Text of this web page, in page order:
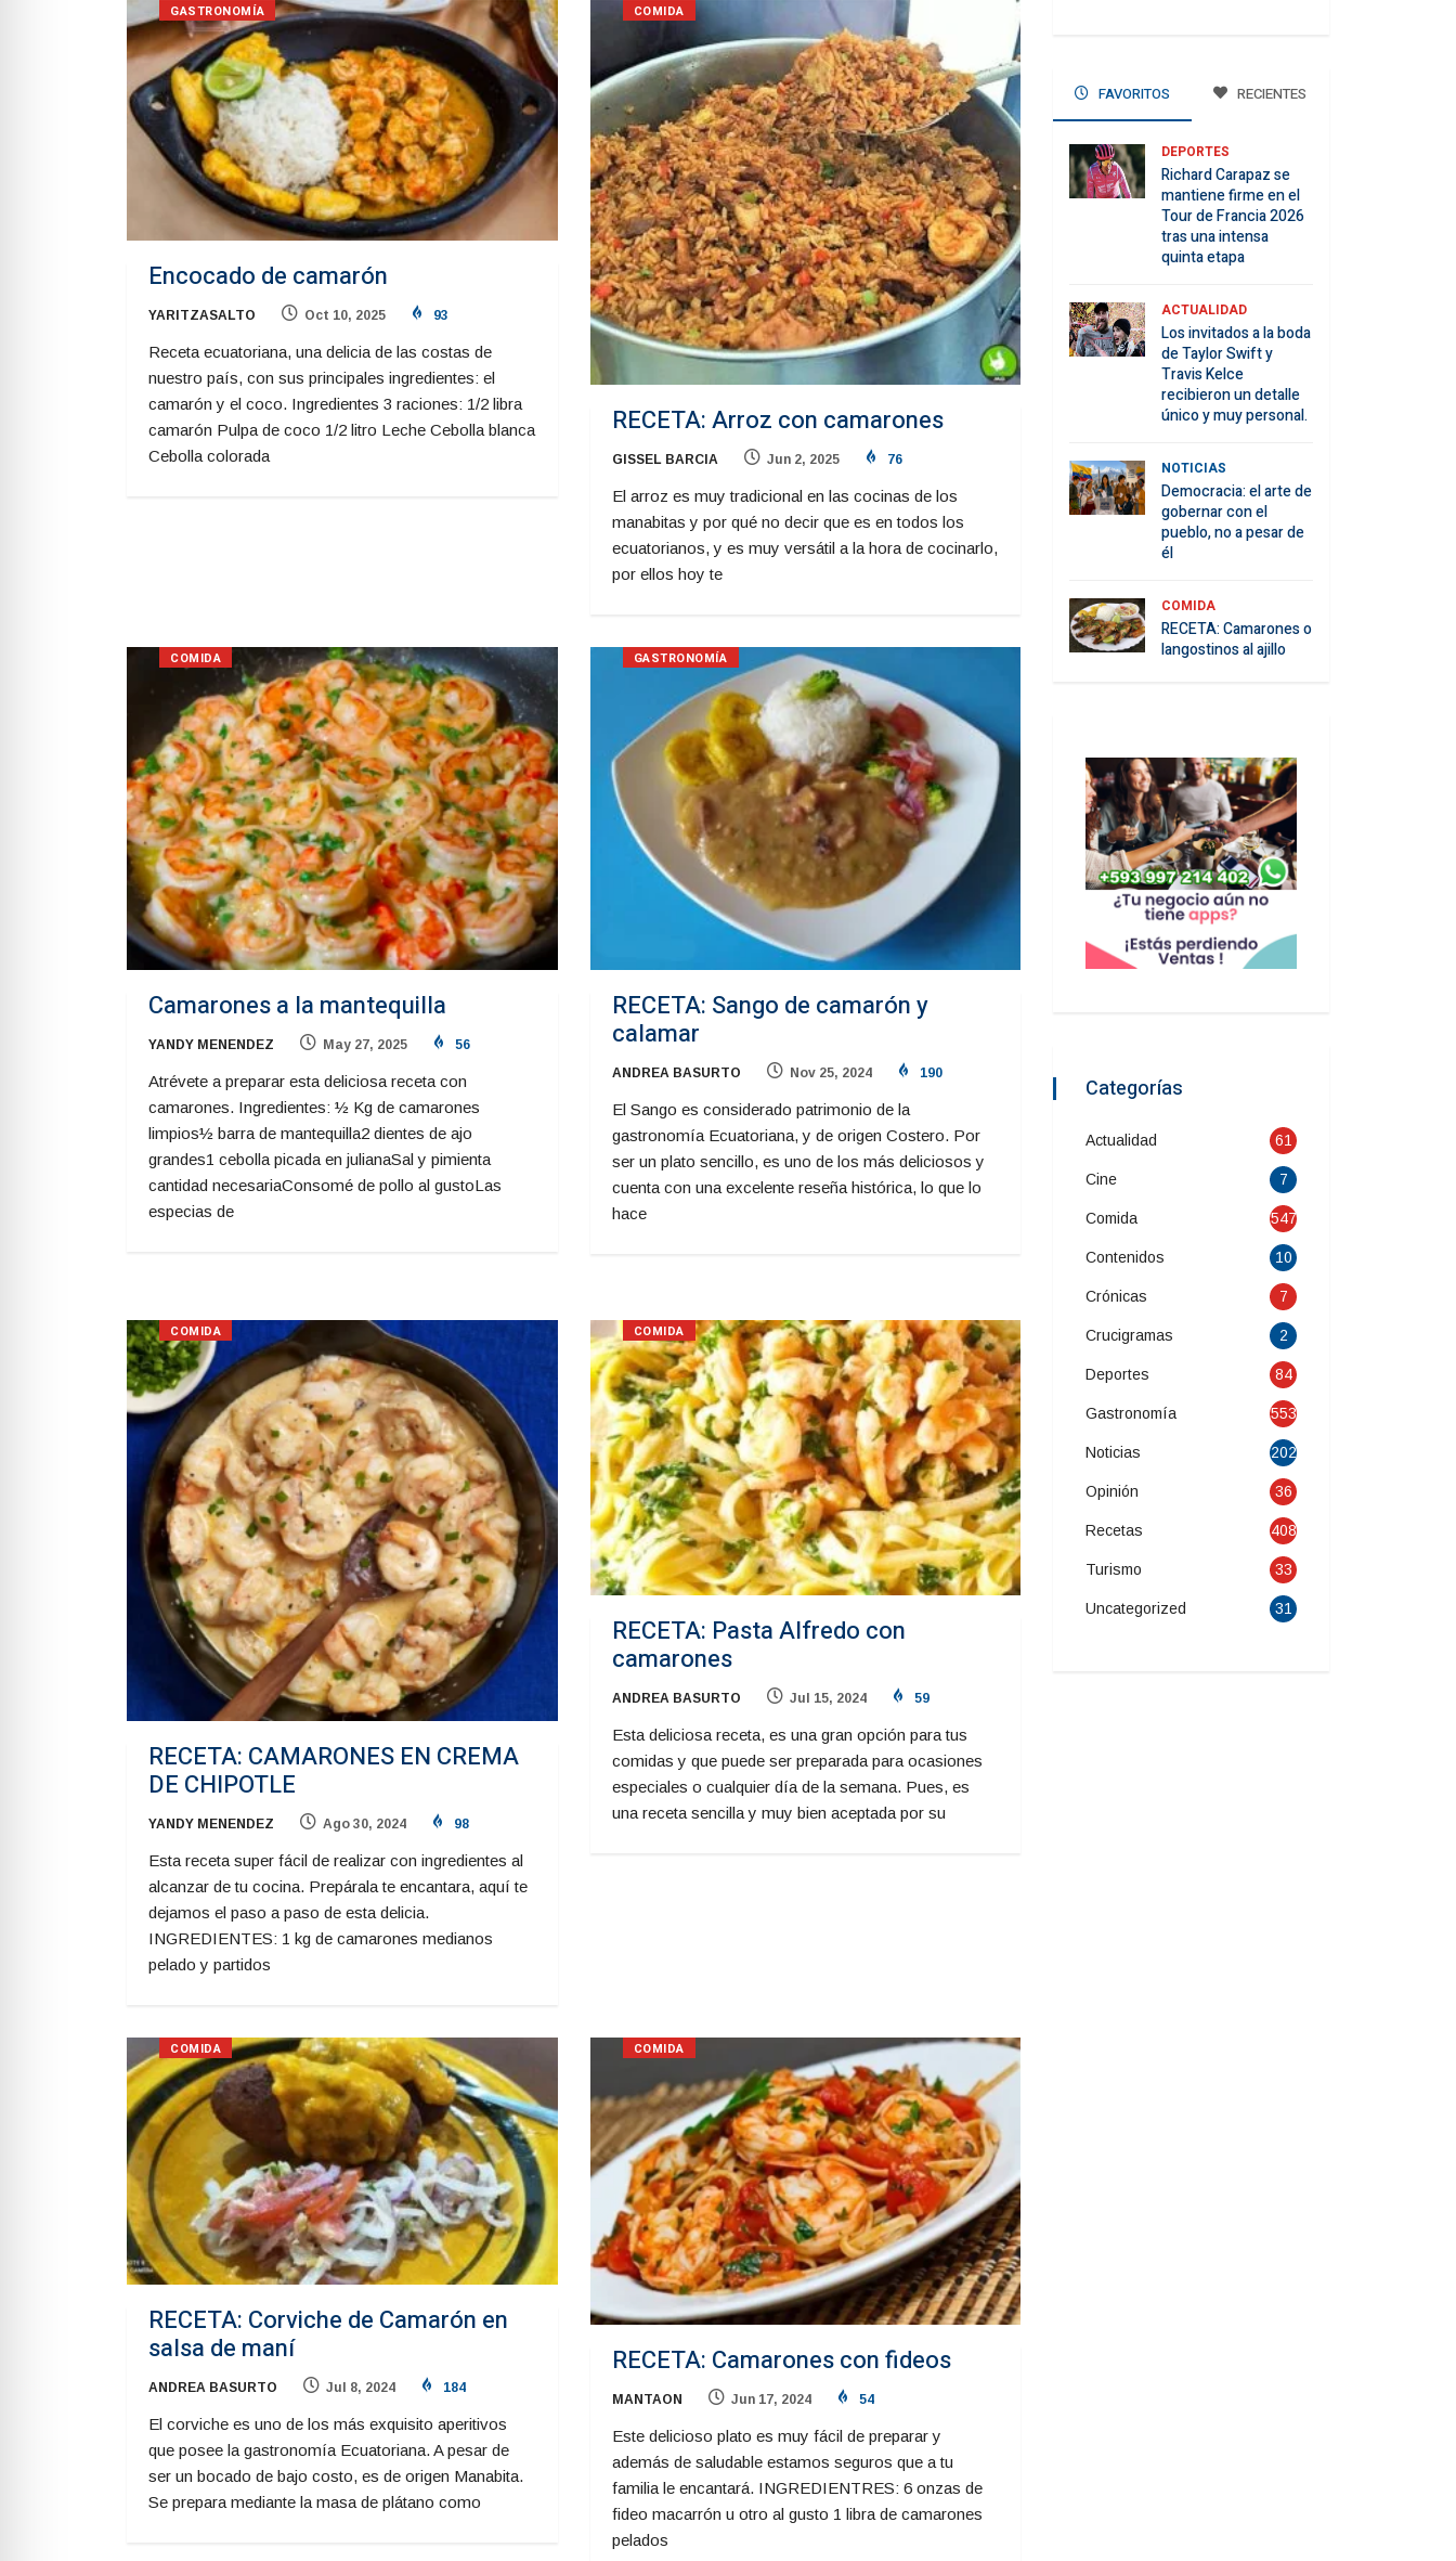
GASTRONOMÍA
Encocado de camarón
YARITZASALTO Oct 10, 2025 93
Receta ecuatoriana, una delicia de las costas de
nuestro país, con sus principales ingredientes: el
camarón y el coco. Ingredientes 3 raciones: 1/2 libra
camarón Pulpa de coco 1/2 litro Leche Cebolla blanca
Cebolla colorada
COMIDA
RECETA: Arroz con camarones
GISSEL BARCIA Jun 2, 2025 76
El arroz es muy tradicional en las cocinas de los
manabitas y por qué no decir que es en todos los
ecuatorianos, y es muy versátil a la hora de cocinarlo,
por ellos hoy te
COMIDA
Camarones a la mantequilla
YANDY MENENDEZ May 27, 2025 56
Atrévete a preparar esta deliciosa receta con
camarones. Ingredientes: ½ Kg de camarones
limpios½ barra de mantequilla2 dientes de ajo
grandes1 cebolla picada en julianaSal y pimienta
cantidad necesariaConsomé de pollo al gustoLas
especias de
GASTRONOMÍA
RECETA: Sango de camarón y
calamar
ANDREA BASURTO Nov 25, 2024 190
El Sango es considerado patrimonio de la
gastronomía Ecuatoriana, y de origen Costero. Por
ser un plato sencillo, es uno de los más deliciosos y
cuenta con una excelente reseña histórica, lo que lo
hace
COMIDA
RECETA: CAMARONES EN CREMA
DE CHIPOTLE
YANDY MENENDEZ Ago 30, 2024 98
Esta receta super fácil de realizar con ingredientes al
alcanzar de tu cocina. Prepárala te encantara, aquí te
dejamos el paso a paso de esta delicia.
INGREDIENTES: 1 kg de camarones medianos
pelado y partidos
COMIDA
RECETA: Pasta Alfredo con
camarones
ANDREA BASURTO Jul 15, 2024 59
Esta deliciosa receta, es una gran opción para tus
comidas y que puede ser preparada para ocasiones
especiales o cualquier día de la semana. Pues, es
una receta sencilla y muy bien aceptada por su
COMIDA
RECETA: Corviche de Camarón en
salsa de maní
ANDREA BASURTO Jul 8, 2024 184
El corviche es uno de los más exquisito aperitivos
que posee la gastronomía Ecuatoriana. A pesar de
ser un bocado de bajo costo, es de origen Manabita.
Se prepara mediante la masa de plátano como
COMIDA
RECETA: Camarones con fideos
MANTAON Jun 17, 2024 54
Este delicioso plato es muy fácil de preparar y
además de saludable estamos seguros que a tu
familia le encantará. INGREDIENTRES: 6 onzas de
fideo macarrón u otro al gusto 1 libra de camarones
pelados
FAVORITOS RECIENTES
DEPORTES
Richard Carapaz se
mantiene firme en el
Tour de Francia 2026
tras una intensa
quinta etapa
ACTUALIDAD
Los invitados a la boda
de Taylor Swift y
Travis Kelce
recibieron un detalle
único y muy personal.
NOTICIAS
Democracia: el arte de
gobernar con el
pueblo, no a pesar de
él
COMIDA
RECETA: Camarones o
langostinos al ajillo
Categorías
Actualidad 61
Cine 7
Comida 547
Contenidos 10
Crónicas 7
Crucigramas 2
Deportes 84
Gastronomía 553
Noticias 202
Opinión 36
Recetas 408
Turismo 33
Uncategorized 31